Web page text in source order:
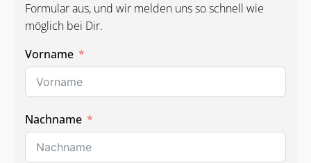
Formular aus, und wir melden uns so schnell wie
möglich bei Dir.
Vorname
Nachname